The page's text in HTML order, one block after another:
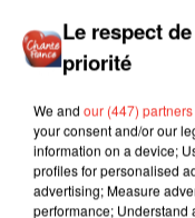
Le respect
priorité
We and our (447) partners
your consent and/or our
information on a device;
profiles for personalised
advertising; Measure
performance; Understand